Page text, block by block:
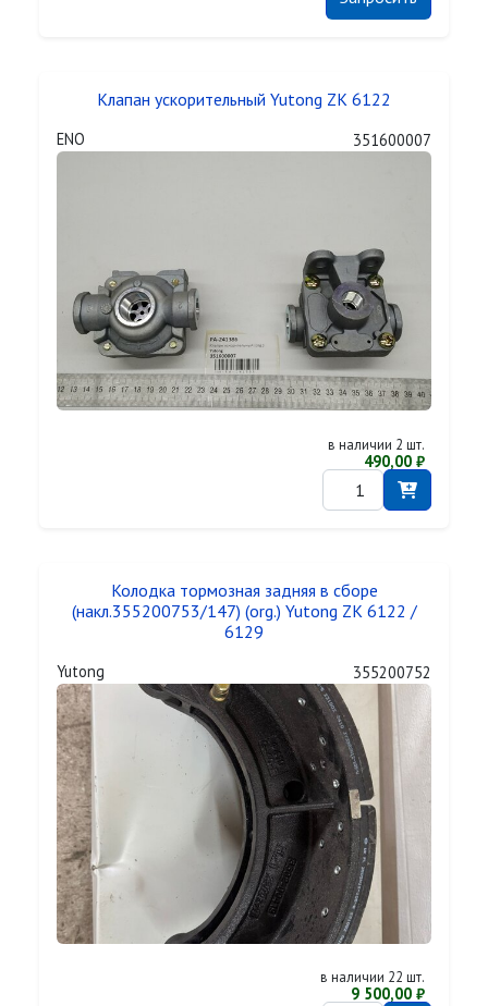
Клапан ускорительный Yutong ZK 6122
ENO 351600007
в наличии 2 шт.
490,00 ₽
Колодка тормозная задняя в сборе
(накл.355200753/147) (org.) Yutong ZK 6122 /
6129
Yutong 355200752
в наличии 22 шт.
9 500,00 ₽